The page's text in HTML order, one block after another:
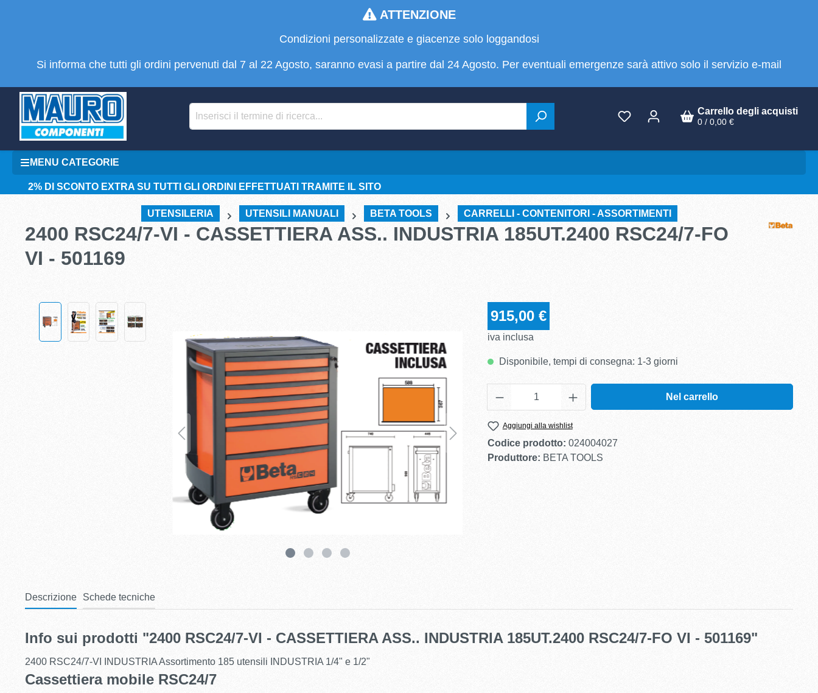
ATTENZIONE
Condizioni personalizzate e giacenze solo loggandosi
Si informa che tutti gli ordini pervenuti dal 7 al 22 Agosto, saranno evasi a partire dal 24 Agosto. Per eventuali emergenze sarà attivo solo il servizio e-mail
Carrello degli acquisti
0 / 0,00 €
MENU CATEGORIE
2% DI SCONTO EXTRA SU TUTTI GLI ORDINI EFFETTUATI TRAMITE IL SITO
UTENSILERIA UTENSILI MANUALI BETA TOOLS CARRELLI - CONTENITORI - ASSORTIMENTI
2400 RSC24/7-VI - CASSETTIERA ASS.. INDUSTRIA 185UT.2400 RSC24/7-FO
VI - 501169
915,00 €
iva inclusa
Disponibile, tempi di consegna: 1-3 giorni
Nel carrello
Aggiungi alla wishlist
Codice prodotto: 024004027
Produttore: BETA TOOLS
Descrizione Schede tecniche
Info sui prodotti "2400 RSC24/7-VI - CASSETTIERA ASS.. INDUSTRIA 185UT.2400 RSC24/7-FO VI - 501169"
2400 RSC24/7-VI INDUSTRIA Assortimento 185 utensili INDUSTRIA 1/4" e 1/2"
Cassettiera mobile RSC24/7